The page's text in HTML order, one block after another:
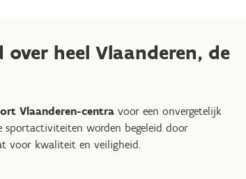
heel Vlaanderen, de
Vlaanderen-centra voor een onvergetelijk
worden begeleid door
voor kwaliteit en veiligheid.